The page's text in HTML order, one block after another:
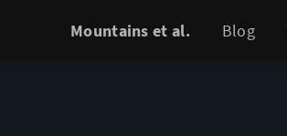
Mountains et al. Blog